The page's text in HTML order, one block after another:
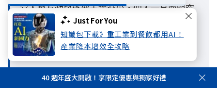
Just For You
知識包下載》重工業到餐飲都用AI！
產業降本增效全攻略
當人際互動與外部支援減少，個人一旦面臨突
發的健康或財務危機，極易因缺乏社會網絡支
撐，陷入「因病致貧、因貧致鬱」的負向循
環，放大整體人生風險。
Q5. 退休除了存退休金，還要準備什麼？
40 週年盛大開啟！享限定優惠與獨家好禮